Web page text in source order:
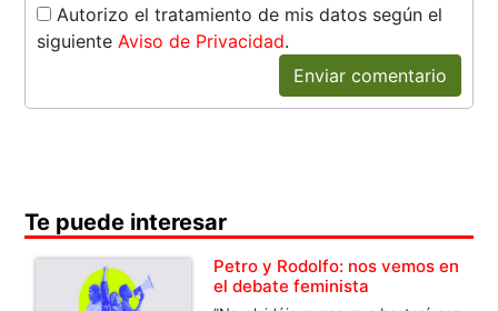
Autorizo el tratamiento de mis datos según el
siguienteAviso de Privacidad.
Enviar comentario
Te puede interesar
Petro y Rodolfo: nos vemos en
el debate feminista